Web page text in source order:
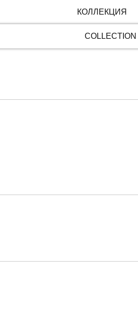
КОЛЛЕКЦИЯ
COLLECTION